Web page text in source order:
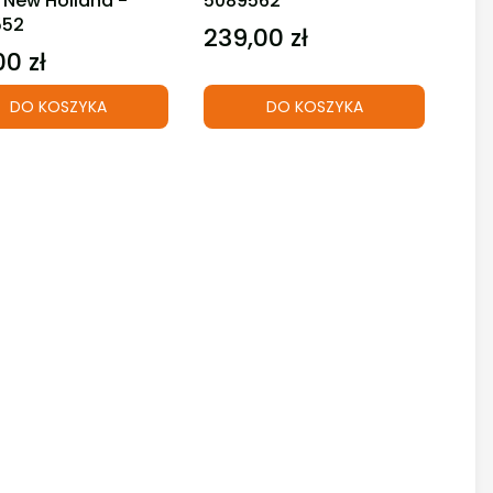
zł
DO KOSZYKA
Cena
239,00 zł
DO KOSZYKA